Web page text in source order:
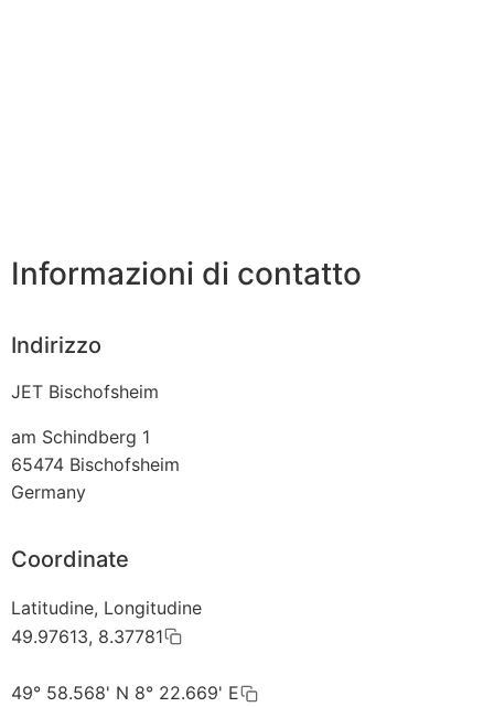
Informazioni di contatto
Indirizzo
JET Bischofsheim
am Schindberg 1
65474 Bischofsheim
Germany
Coordinate
Latitudine, Longitudine
49.97613, 8.37781
49° 58.568' N 8° 22.669' E